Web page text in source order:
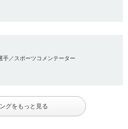
手／スポーツコメンテーター
グをもっと見る